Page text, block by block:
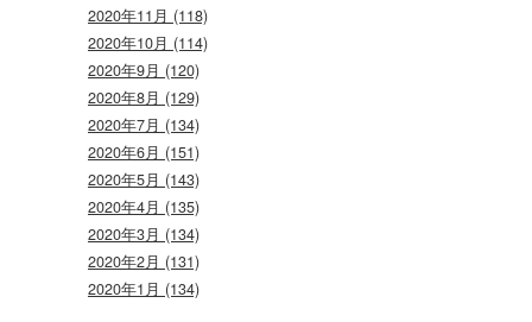
2020年11月 (118)
2020年10月 (114)
2020年9月 (120)
2020年8月 (129)
2020年7月 (134)
2020年6月 (151)
2020年5月 (143)
2020年4月 (135)
2020年3月 (134)
2020年2月 (131)
2020年1月 (134)